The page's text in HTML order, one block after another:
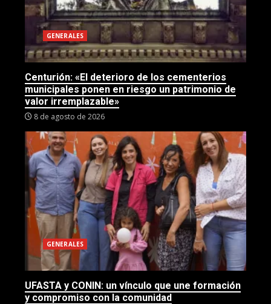
GENERALES
Centurión: «El deterioro de los cementerios
municipales ponen en riesgo un patrimonio de
valor irremplazable»
8 de agosto de 2026
GENERALES
UFASTA y CONIN: un vínculo que une formación
y compromiso con la comunidad